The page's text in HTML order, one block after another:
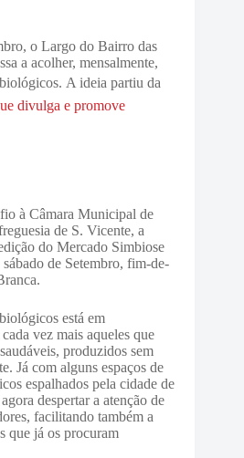
o Largo do Bairro das
a acolher, mensalmente,
A ideia partiu da
divulga e promove
à Câmara Municipal de
de S. Vicente, a
do Mercado Simbiose
de Setembro, fim-de-
está em
vez mais aqueles que
produzidos sem
Já com alguns espaços de
espalhados pela cidade de
despertar a atenção de
facilitando também a
que já os procuram